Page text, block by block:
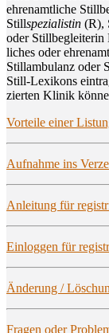
ehren­amt­li­che
Stillspe­zia­lis­tin (R),
oder
li­ches oder
Still­am­bu­lanz oder
Still-Lexi­kons
zier­ten Kli­nik
Vor­tei­le einer
Auf­nah­me ins
Anlei­tung für
Ein­log­gen für
Ände­rung /
Fra­gen oder